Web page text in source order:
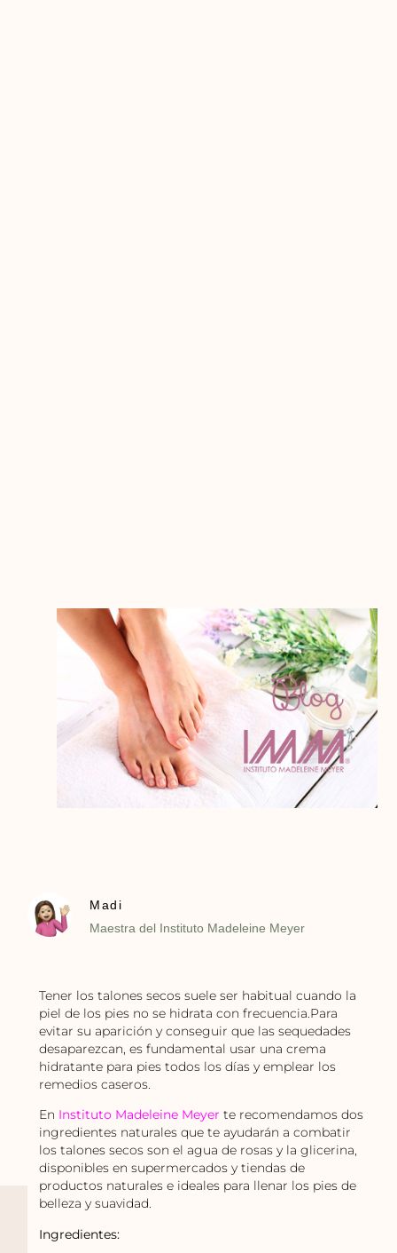
Madi
Maestra del Instituto Madeleine Meyer
Tener los talones secos suele ser habitual cuando la
piel de los pies no se hidrata con frecuencia.Para
evitar su aparición y conseguir que las sequedades
desaparezcan, es fundamental usar una crema
hidratante para pies todos los días y emplear los
remedios caseros.
En Instituto Madeleine Meyer te recomendamos dos
ingredientes naturales que te ayudarán a combatir
los talones secos son el agua de rosas y la glicerina,
disponibles en supermercados y tiendas de
productos naturales e ideales para llenar los pies de
belleza y suavidad.
Ingredientes: